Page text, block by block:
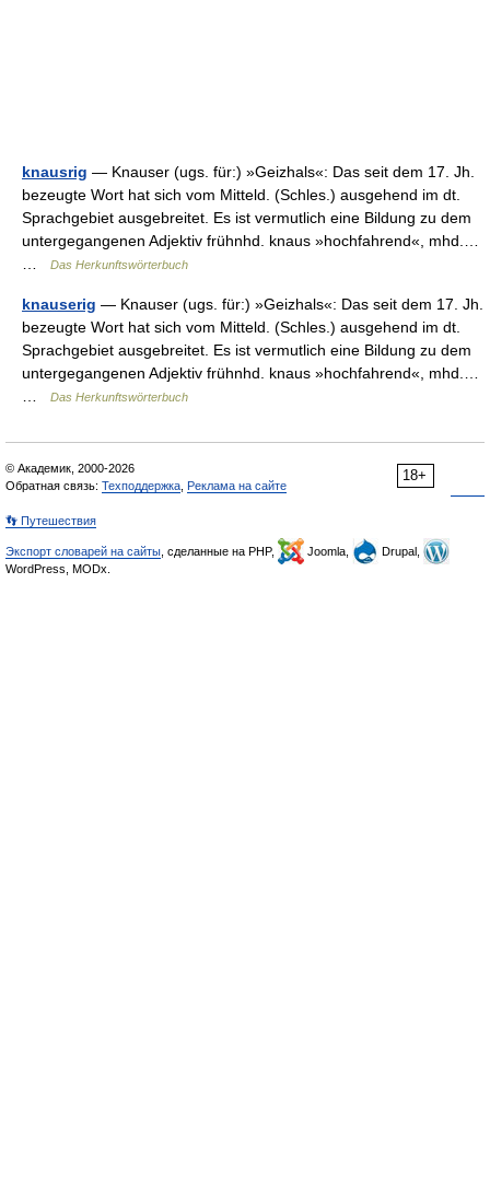
knausrig — Knauser (ugs. für:) »Geizhals«: Das seit dem 17. Jh.
bezeugte Wort hat sich vom Mitteld. (Schles.) ausgehend im dt.
Sprachgebiet ausgebreitet. Es ist vermutlich eine Bildung zu dem
untergegangenen Adjektiv frühnhd. knaus »hochfahrend«, mhd.…
Das Herkunftswörterbuch
knauserig — Knauser (ugs. für:) »Geizhals«: Das seit dem 17. Jh.
bezeugte Wort hat sich vom Mitteld. (Schles.) ausgehend im dt.
Sprachgebiet ausgebreitet. Es ist vermutlich eine Bildung zu dem
untergegangenen Adjektiv frühnhd. knaus »hochfahrend«, mhd.…
Das Herkunftswörterbuch
18+
© Академик, 2000-2026
Обратная связь: Техподдержка Реклама на сайте
👣 Путешествия
Экспорт словарей на сайты , сделанные на PHP, Joomla,
Drupal,
WordPress, MODx.